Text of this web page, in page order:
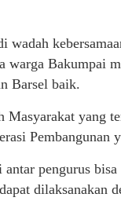
warga Bakumpai
Barsel baik.
Masyarakat yang
Pembangunan
pengurus
dilaksanakan